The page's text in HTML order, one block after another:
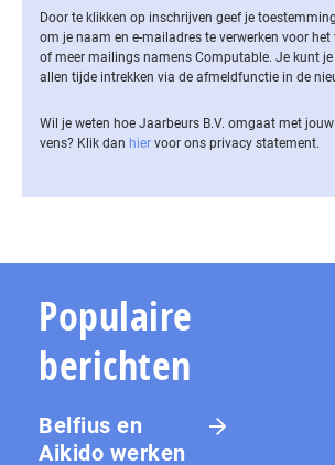
Door te klikken op inschrijven geef je
om je naam en e-mailadres te verwerken voor het
of meer mailings namens Computable. Je kunt
allen tijde intrekken via de af­meld­func­tie in de
Wil je weten hoe Jaarbeurs B.V. omgaat met
vens? Klik dan hier voor ons privacy statement.
Populaire
berichten
Belfius en
Aikido werken